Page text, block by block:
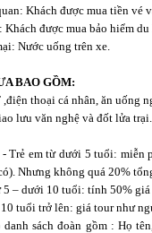
Khách được mua tiền vé
Khách được mua bảo hiểm
Nước uống trên xe.
BAO GỒM:
,điện thoại cá nhân, ăn
lưu văn nghệ và đốt lửa trại.
- Trẻ em từ dưới 5 tuổi: miễn
Nhưng không quá 20%
5 – dưới 10 tuổi: tính 50%
10 tuổi trở lên: giá tour như
danh sách đoàn gồm : Họ